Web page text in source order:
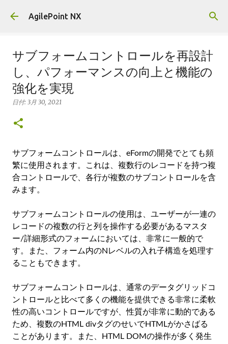
スキップしてメイン コンテンツに移動
AgilePoint NX
サブフォームコントロールを再設計
し、パフォーマンスの向上と機能の
強化を実現
日付: 3月 30, 2021
サブフォームコントロールは、eFormの開発でとても頻
繁に使用されます。これは、複数行のレコードを持つ複
合コントロールで、各行が複数のサブコントロールを含
みます。
サブフォームコントロールの使用は、ユーザーが一連の
レコードの複数の行と列を操作する必要があるマスタ
ー/詳細形式のフォームにおいては、非常に一般的で
す。また、フォーム内のNレベルの入れ子構造を処理す
ることもできます。
サブフォームコントロールは、通常のデータグリッドコ
ントロールと比べて多くの機能を提供できる非常に柔軟
性の高いコントロールですが、性質が非常に動的である
ため、複数のHTML divタグのせいでHTMLがかさばる
ことがあります。また、HTML DOMの操作が多く発生